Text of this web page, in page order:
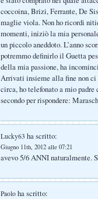
coccoina, Brizi, Ferrante, De
maglie viola. Non ho ricordi
momenti, iniziò la mia
un piccolo aneddoto. L’anno
potremmo definirlo il Guetta
della mia passione, ha
Arrivati insieme alla fine non
circa, ho telefonato a mio padre
secondo per rispondere:
Lucky63 ha scritto:
Giugno 11th, 2012 alle 07:21
avevo 5/6 ANNI naturalmente.
Paolo ha scritto: